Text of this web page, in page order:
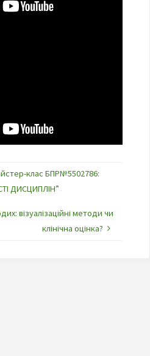
клас БПР№5502786:
ДИСЦИПЛІН”
візуалізаційні методи чи
клінічна оцінка?